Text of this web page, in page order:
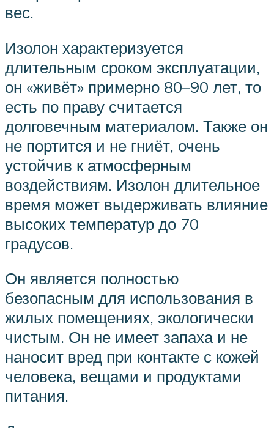
вес.
Изолон характеризуется
длительным сроком эксплуатации,
он «живёт» примерно 80–90 лет, то
есть по праву считается
долговечным материалом. Также он
не портится и не гниёт, очень
устойчив к атмосферным
воздействиям. Изолон длительное
время может выдерживать влияние
высоких температур до 70
градусов.
Он является полностью
безопасным для использования в
жилых помещениях, экологически
чистым. Он не имеет запаха и не
наносит вред при контакте с кожей
человека, вещами и продуктами
питания.